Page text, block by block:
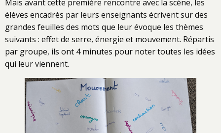
Mais avant cette première rencontre avec la scène, les
élèves encadrés par leurs enseignants écrivent sur des
grandes feuilles des mots que leur évoque les thèmes
suivants : effet de serre, énergie et mouvement. Répartis
par groupe, ils ont 4 minutes pour noter toutes les idées
qui leur viennent.